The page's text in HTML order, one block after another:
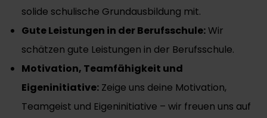
solide schulische Grundausbildung mit.
Gute Leistungen in der Berufsschule:Wir
schätzen gute Leistungen in der Berufsschule.
Motivation, Teamfähigkeit und
Eigeninitiative: Zeige uns deine Motivation,
Teamgeist und Eigeninitiative – wir freuen uns auf